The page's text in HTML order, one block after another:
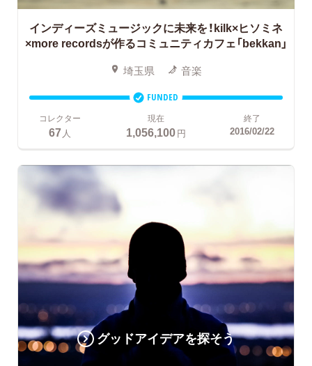
インディーズミュージックに未来を！kilk×ヒソミネ
×more recordsが作るコミュニティカフェ「bekkan」
埼玉県 音楽
FUNDED
コレクター
67 人
現在
1,056,100円
終了
2016/02/22
グッドアイデアを探そう